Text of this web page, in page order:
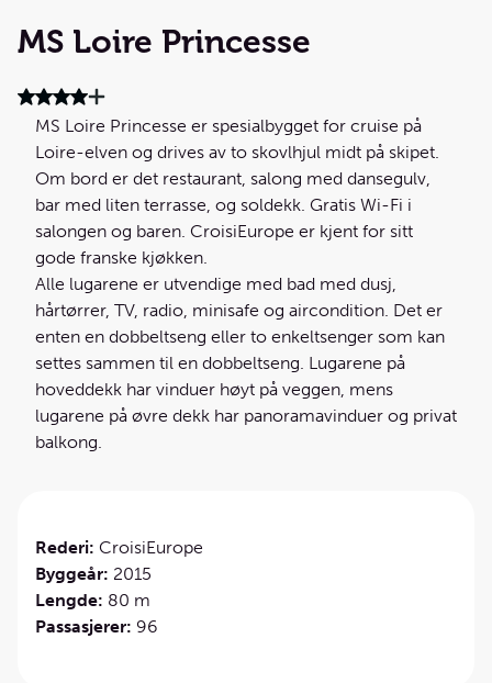
MS Loire Princesse
MS Loire Princesse er spesialbygget for cruise på
Loire-elven og drives av to skovlhjul midt på skipet.
Om bord er det restaurant, salong med dansegulv,
bar med liten terrasse, og soldekk. Gratis Wi-Fi i
salongen og baren. CroisiEurope er kjent for sitt
gode franske kjøkken.
Alle lugarene er utvendige med bad med dusj,
hårtørrer, TV, radio, minisafe og aircondition. Det er
enten en dobbeltseng eller to enkeltsenger som kan
settes sammen til en dobbeltseng. Lugarene på
hoveddekk har vinduer høyt på veggen, mens
lugarene på øvre dekk har panoramavinduer og privat
balkong.
Rederi: CroisiEurope
Byggeår: 2015
Lengde: 80 m
Passasjerer: 96